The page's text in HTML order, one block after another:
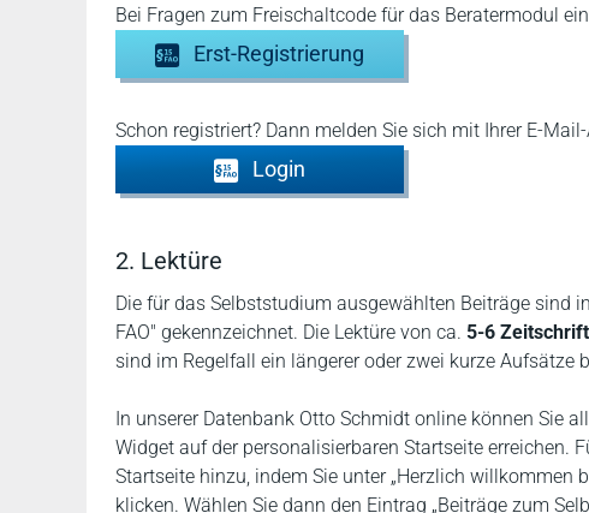
Bei Fragen zum Freischaltcode für das Beratermodul
Erst-Registrierung
Schon registriert? Dann melden Sie sich mit Ihrer E-
Login
2. Lektüre
Die für das Selbststudium ausgewählten Beiträge sind
FAO" gekennzeichnet. Die Lektüre von ca. 5-6
sind im Regelfall ein längerer oder zwei kurze Aufsätze
In unserer Datenbank Otto Schmidt online können Sie
Widget auf der personalisierbaren Startseite erreichen.
Startseite hinzu, indem Sie unter „Herzlich willkommen
klicken. Wählen Sie dann den Eintrag „Beiträge zum